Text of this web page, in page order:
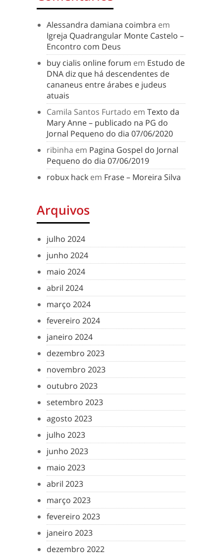
Alessandra damiana coimbra em
Igreja Quadrangular Monte Castelo –
Encontro com Deus
buy cialis online forum em Estudo de
DNA diz que há descendentes de
cananeus entre árabes e judeus
atuais
Camila Santos Furtado em Texto da
Mary Anne – publicado na PG do
Jornal Pequeno do dia 07/06/2020
ribinha em Pagina Gospel do Jornal
Pequeno do dia 07/06/2019
robux hack em Frase – Moreira Silva
Arquivos
julho 2024
junho 2024
maio 2024
abril 2024
março 2024
fevereiro 2024
janeiro 2024
dezembro 2023
novembro 2023
outubro 2023
setembro 2023
agosto 2023
julho 2023
junho 2023
maio 2023
abril 2023
março 2023
fevereiro 2023
janeiro 2023
dezembro 2022